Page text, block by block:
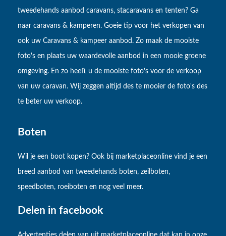
tweedehands aanbod caravans, stacaravans en tenten? Ga
naar caravans & kamperen. Goeie tip voor het verkopen van
ook uw Caravans & kampeer aanbod. Zo maak de mooiste
foto's en plaats uw waardevolle aanbod in een mooie groene
omgeving. En zo heeft u de mooiste foto's voor de verkoop
van uw caravan. Wij zeggen altijd des te mooier de foto's des
te beter uw verkoop.
Boten
Wil je een boot kopen? Ook bij marketplaceonline vind je een
breed aanbod van tweedehands boten, zeilboten,
speedboten, roeiboten en nog veel meer.
Delen in facebook